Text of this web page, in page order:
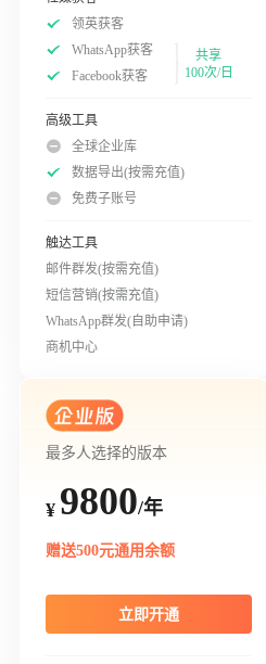
领英获客
WhatsApp获客
Facebook获客
共享
100次/日
高级工具
全球企业库
数据导出(按需充值)
免费子账号
触达工具
邮件群发(按需充值)
短信营销(按需充值)
WhatsApp群发(自助申请)
商机中心
最多人选择的版本
¥ 9800/年
赠送500元通用余额
立即开通